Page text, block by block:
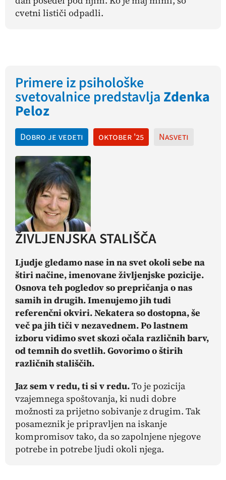
cvetni lističi odpadli.
Primere iz psihološke
svetovalnice predstavlja Zdenka
Peloz
Dobro je vedeti oktober '25 Nasveti
ŽIVLJENJSKA STALIŠČA
Ljudje gledamo nase in na svet okoli sebe na
štiri načine, imenovane življenjske pozicije.
Osnova teh pogledov so prepričanja o nas
samih in drugih. Imenujemo jih tudi
referenčni okviri. Nekatera so dostopna, še
več pa jih tiči v nezavednem. Po lastnem
izboru vidimo svet skozi očala različnih barv,
od temnih do svetlih. Govorimo o štirih
različnih stališčih.
Jaz sem v redu, ti si v redu.To je pozicija
vzajemnega spoštovanja, ki nudi dobre
možnosti za prijetno sobivanje z drugim. Tak
posameznik je pripravljen na iskanje
kompromisov tako, da so zapolnjene njegove
potrebe in potrebe ljudi okoli njega.